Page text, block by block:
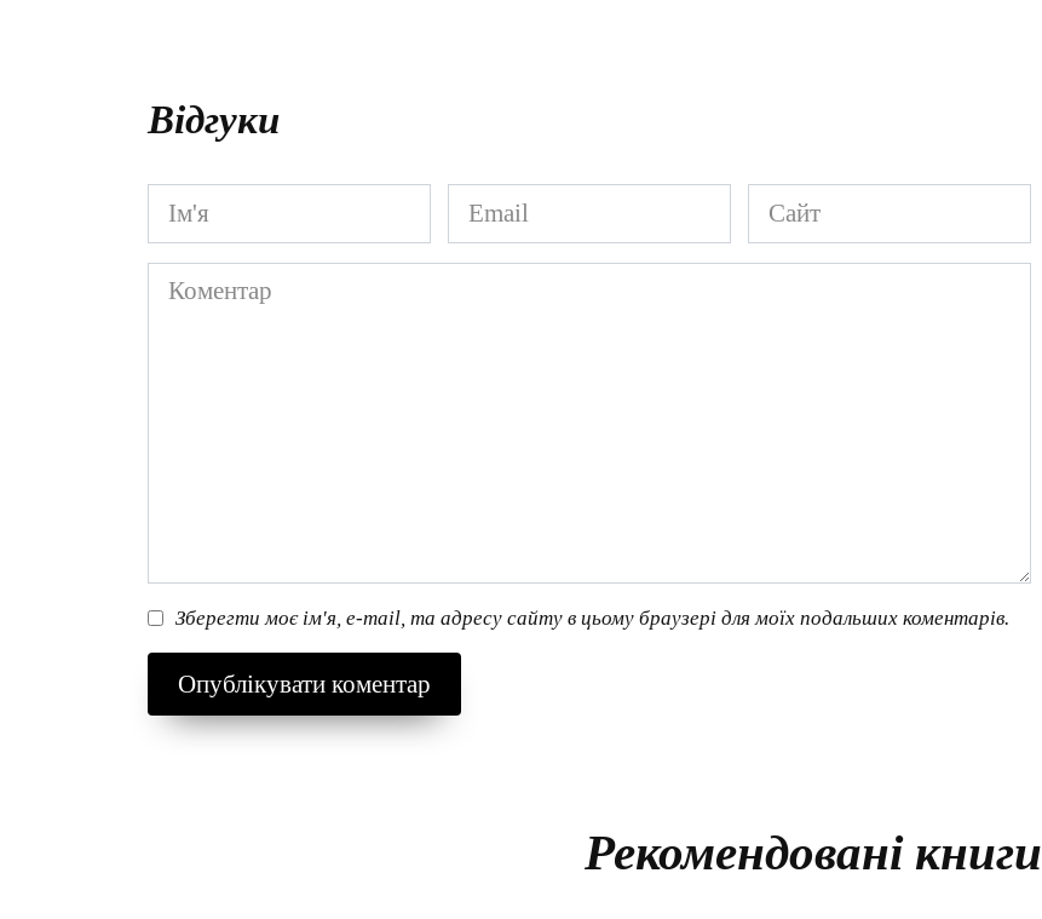
Відгуки
Ім'я
*
Email
*
Сайт
Коментар
Зберегти моє ім'я, e-mail, та адресу сайту в цьому браузері для моїх подальших коментарів.
Рекомендовані книги